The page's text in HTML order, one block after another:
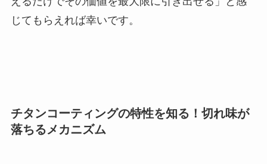
じてもらえれば幸いです。
チタンコーティングの特性を知る！切れ味が
落ちるメカニズム